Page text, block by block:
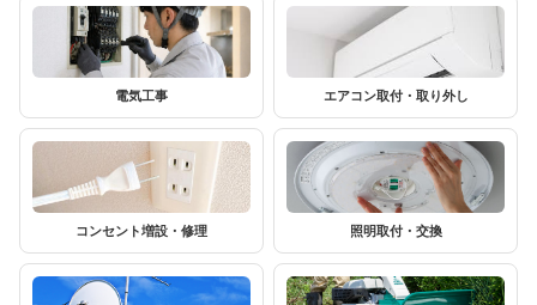
電気工事 エアコン取付・取り外し
コンセント増設・修理 照明取付・交換